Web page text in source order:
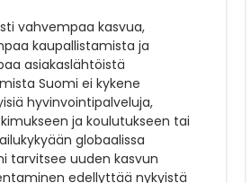
vahvempaa kasvua,
kaupallistamista ja
asiakaslähtöistä
Suomi ei kykene
hyvinvointipalveluja,
ja koulutukseen tai
globaalissa
tarvitsee uuden kasvun
edellyttää nykyistä